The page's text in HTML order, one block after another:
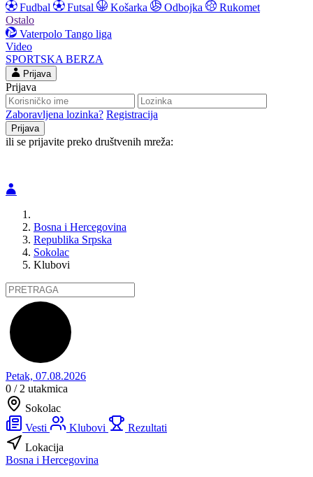
Fudbal
Futsal Košarka Odbojka
Rukomet
Ostalo
Vaterpolo Tango liga
Video
SPORTSKA BERZA
Prijava
Prijava
Zaboravljena lozinka? Registracija
ili se prijavite preko društvenih mreža:
Bosna i Hercegovina
Republika Srpska
Sokolac
Klubovi
Petak, 07.08.2026
0 / 2 utakmica
Sokolac
Vesti
Klubovi
Rezultati
Lokacija
Bosna i Hercegovina